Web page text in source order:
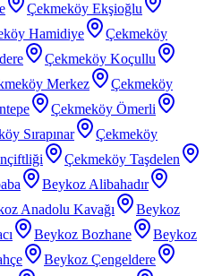
Çekmeköy Ekşioğlu
Hamidiye
Çekmeköy
Çekmeköy Koçullu
Merkez
Çekmeköy
Çekmeköy Ömerli
Sırapınar
Çekmeköy
Çekmeköy Taşdelen
Beykoz Alibahadır
Anadolu Kavağı
Beykoz
Beykoz Bozhane
Beykoz
Beykoz Çengeldere